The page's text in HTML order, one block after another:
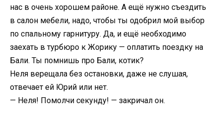
нас в очень хорошем районе. А ещё нужно съездить
в салон мебели, надо, чтобы ты одобрил мой выбор
по спальному гарнитуру. Да, и ещё необходимо
заехать в турбюро к Жорику — оплатить поездку на
Бали. Ты помнишь про Бали, котик?
Неля верещала без остановки, даже не слушая,
отвечает ей Юрий или нет.
— Неля! Помолчи секунду! — закричал он.